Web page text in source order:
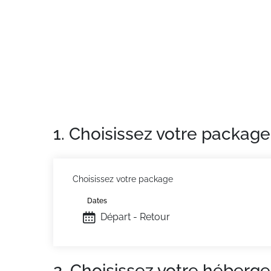
1. Choisissez votre package
Choisissez votre package
Départ - Retour
Dates